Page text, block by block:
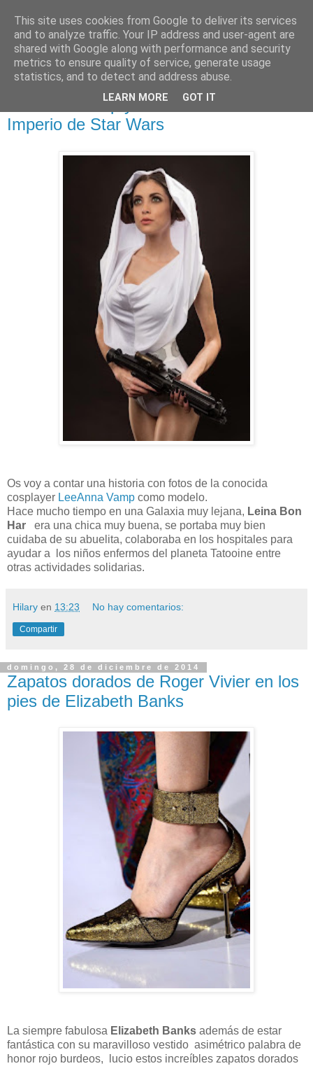
LeeAnna Vamp y su relación con el
Imperio de Star Wars
Os voy a contar una historia con fotos de la conocida
cosplayer LeeAnna Vamp como modelo.
Hace mucho tiempo en una Galaxia muy lejana, Leina Bon
Har era una chica muy buena, se portaba muy bien
cuidaba de su abuelita, colaboraba en los hospitales para
ayudar a los niños enfermos del planeta Tatooine entre
otras actividades solidarias.
Hilary en 13:23 No hay comentarios:
Compartir
domingo, 28 de diciembre de 2014
Zapatos dorados de Roger Vivier en los
pies de Elizabeth Banks
La siempre fabulosa Elizabeth Banks además de estar
fantástica con su maravilloso vestido asimétrico palabra de
honor rojo burdeos, lucio estos increíbles zapatos dorados
This site uses cookies from Google to deliver its services
and to analyze traffic. Your IP address and user-agent are
shared with Google along with performance and security
metrics to ensure quality of service, generate usage
statistics, and to detect and address abuse.
LEARN MORE GOT IT